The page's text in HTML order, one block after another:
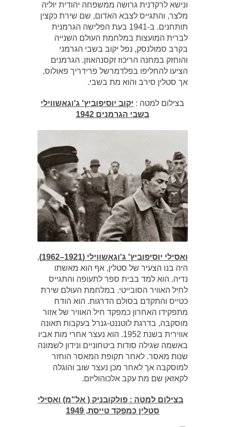
ונישא לרקדנית גרושה ממשפחה יהודית יוליה
מלצר, והתגייס לצבא האדום, שם שירת כקצין
תותחנים. ב-1941 בעת הפלישה הגרמנית
לברית המועצות במלחמת העולם השנייה
בקרב סמולנסק, נפל יקוב בשבי הגרמני
והוחזק במחנה הריכוז זקסנהאוזן. הגרמנים
הציעו להחליפו בפלדמרשל פרידריך פאולוס,
אך סטלין סירב והוא מת בשבי.
בצילום למטה : יקוב יוסיפוביץ' ג'וגאשווילי
בשבי הגרמנים 1942
ואסילי יוסיפוביץ' ג'וגאשווילי (1921–1962)
,
היה בנו הצעיר של סטלין, אף הוא מאשתו
נדיה. הוא למד בבית ספר לתעופה והתגייס
לחיל האוויר הסובייטי. במלחמת העולם שירת
כטייס והתקדם בסולם הדרגות. הוא הודח
מתפקידו האחרון כמפקד חיל האוויר של אזור
מוסקבה, בדרגת לוטננט-גנרל בעקבות תאונה
אווירית בשנת 1952. הוא נעצר אחרי מות אביו
באשמה שגילה סודות ביטחוניים ונידון לשמונה
שנות מאסר. לאחר תקופת המאסר הוחזר
למוסקבה אך לאחר מכן נעצר שוב והוגלה
לקאזאן שם מת עקב אלכוהוליזם.
בצילום למטה : פולקובניק ( אל"מ) ואסילי
סטלין כמפקד טייסת, 1949